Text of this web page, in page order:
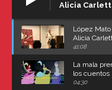
Alicia
López
Alicia
Carroll
41:08
La mala
los
04:30